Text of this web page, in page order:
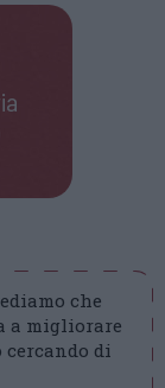
che
a migliorare
di